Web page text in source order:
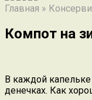
Главная »
Компот на
В каждой
денечках. Как